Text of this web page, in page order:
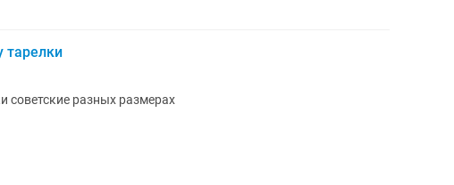
тарелки
советские разных размерах